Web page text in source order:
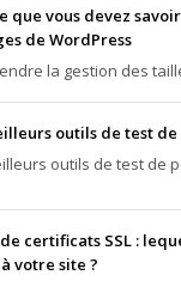
que vous devez
de WordPress
la gestion des
outils de test
outils de test de
certificats SSL :
votre site ?